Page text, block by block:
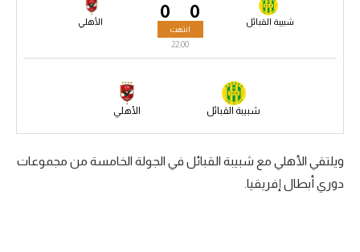
الدوري الإسباني
كرة السلة الأمريكية
0 شبيبة القبائل 0 الأهلي
انتهت
22:00
شبيبة القبائل الأهلي
ويلتقي الأهلي مع شبيبة القبائل في الجولة الخامسة من مجموعات
دوري أبطال إفريقيا.